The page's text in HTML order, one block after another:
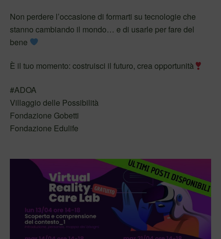
Non perdere l’occasione di formarti su tecnologie che
stanno cambiando il mondo… e di usarle per fare del
bene
È il tuo momento: costruisci il futuro, crea opportunità
#ADOA
Villaggio delle Possibilità
Fondazione Gobetti
Fondazione Edulife